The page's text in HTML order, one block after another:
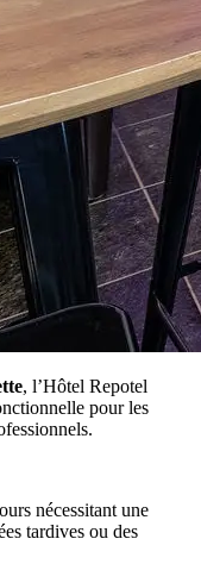
, l’Hôtel Repotel
pour les
nécessitant une
tardives ou des